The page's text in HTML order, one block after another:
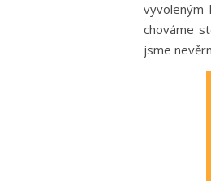
vyvoleným
chováme
jsme